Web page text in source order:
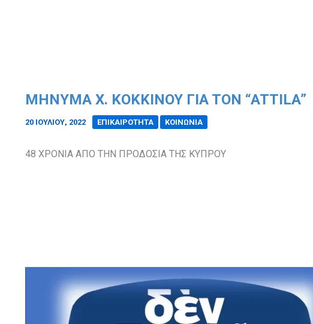
MHNYMA X. KOKKINOY ΓIA TON “ATTILA”
20 ΙΟΥΛΊΟΥ, 2022 ΕΠΙΚΑΙΡΟΤΗΤΑ ΚΟΙΝΩΝΙΑ
48 ΧΡΟΝΙΑ ΑΠΟ ΤΗΝ ΠΡΟΔΟΣΙΑ ΤΗΣ ΚΥΠΡΟΥ